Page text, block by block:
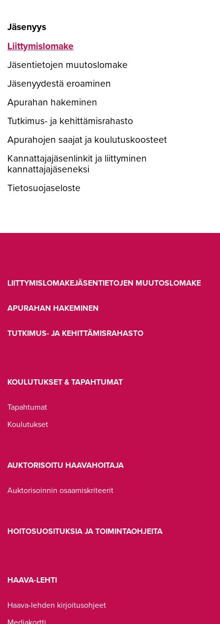
Jäsenyys
Liittymislomake
Jäsentietojen muutoslomake
Jäsenyydestä eroaminen
Apurahan hakeminen
Tutkimus- ja kehittämisrahasto
Apurahojen saajat ja koulutuskoosteet
Kannattajajäsenlinkit ja liittyminen
kannattajajäseneksi
Tietosuojaseloste
LIITTYMISLOMAKEJÄSENTIETOJEN MUUTOSLOMAKE
APURAHAN HAKEMINEN
TUTKIMUS- JA KEHITTÄMISRAHASTO
KOULUTUKSET & TAPAHTUMAT
Tapahtumat
Koulutukset
AUKTORISOITU HAAVAHOITAJA
Auktorisoinnin osaamiskriteerit
HOITOSUOSITUKSIA JA TOIMINTAOHJEITA
HAAVA-LEHTI
Haava-lehden kirjoitusohjeet